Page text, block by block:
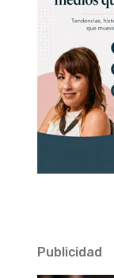
Publicidad